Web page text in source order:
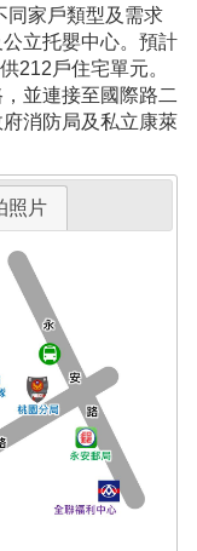
同家戶類型及需求
立托嬰中心。預計
212戶住宅單元。
並連接至國際路二
消防局及私立康萊
照片